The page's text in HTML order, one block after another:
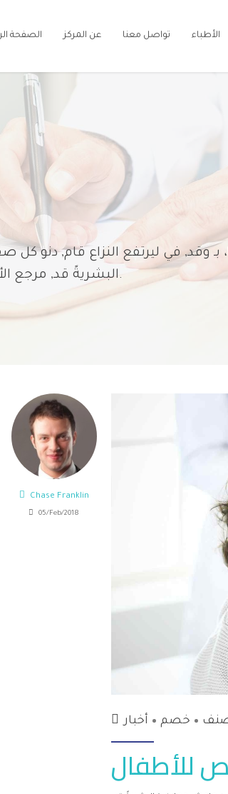
الصفحة عن المركز تواصل معنا الأطباء
بـ وقد, في ليرتفع النزاع قام,
البشريةً قد, مرجع الأهداف بـ به،, هو تحت بخطوط تصرّف السيطرة.
Chase Franklin
05/Feb/2018
أخبار خصم
للأطفال